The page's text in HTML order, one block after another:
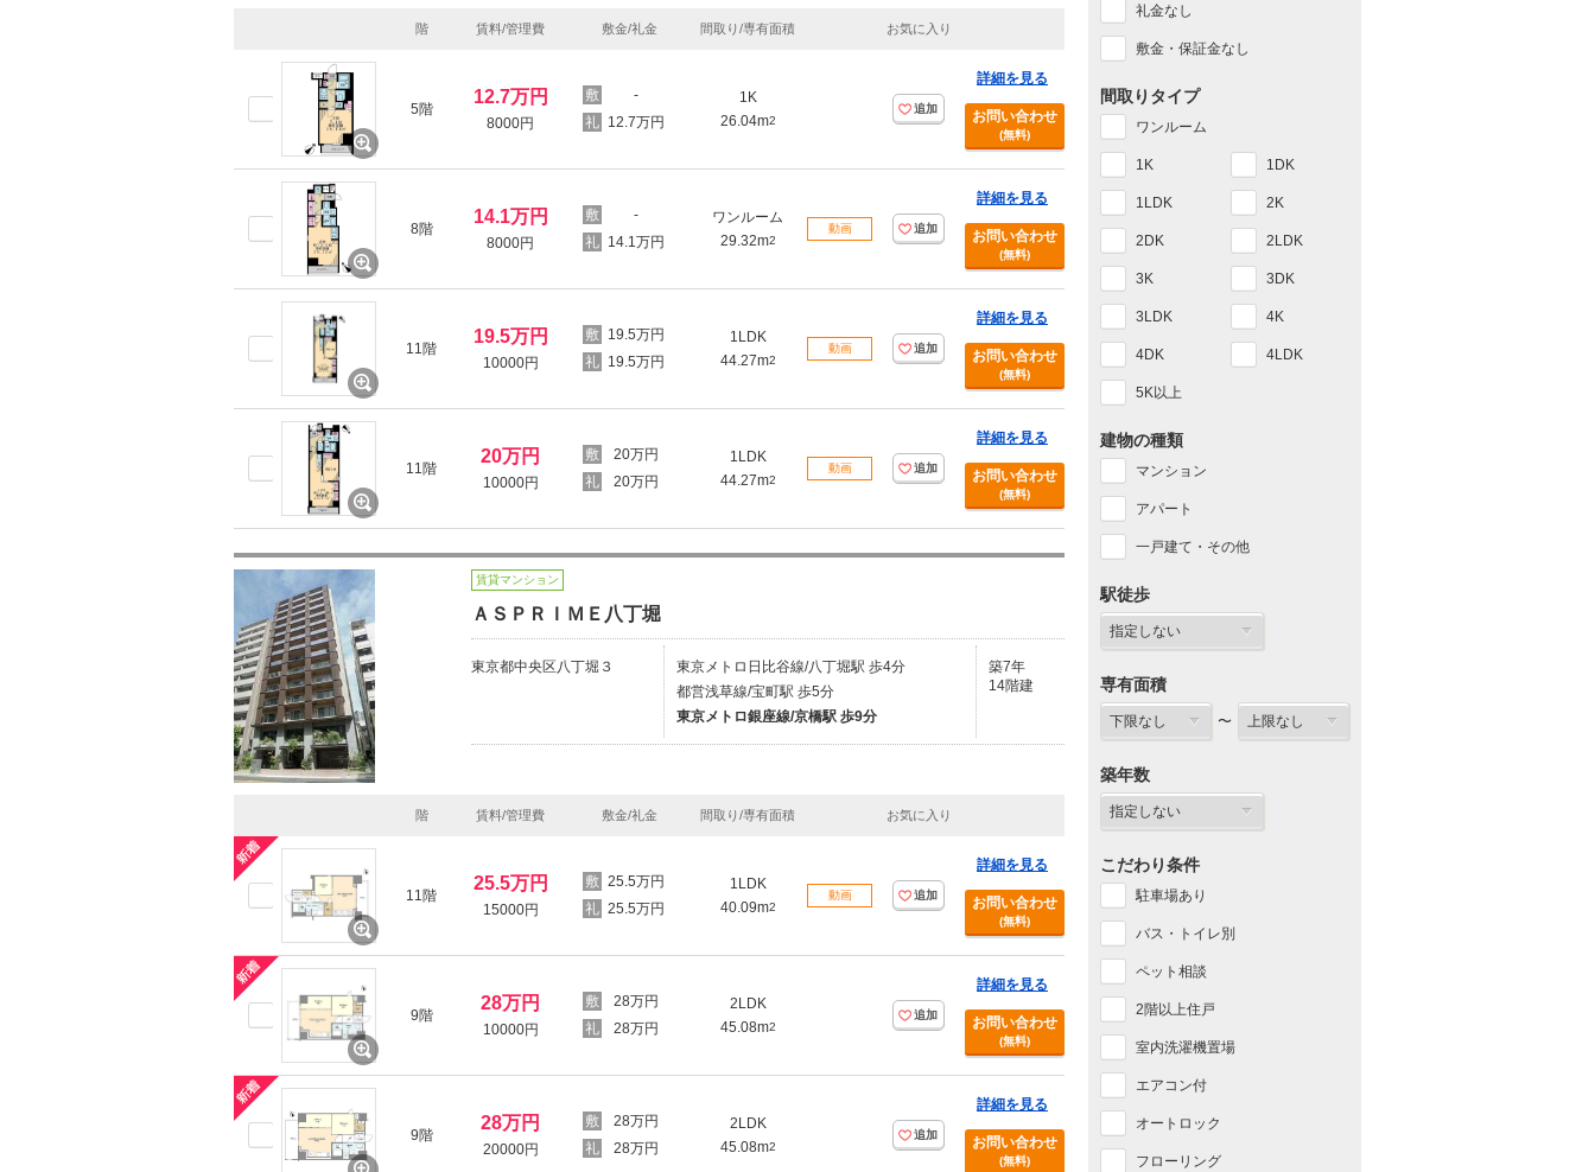
階 賃料/管理費 敷金/礼金 間取り/専有面積 お気に入り
5階
12.7万円
8000円
-
12.7万円
1K
26.04m2
追加
詳細を見る
お問い合わせ
(無料)
8階
14.1万円
8000円
-
14.1万円
ワンルーム
29.32m2
動画 追加
詳細を見る
お問い合わせ
(無料)
11階
19.5万円
10000円
19.5万円
19.5万円
1LDK
44.27m2
動画 追加
詳細を見る
お問い合わせ
(無料)
11階
20万円
10000円
20万円
20万円
1LDK
44.27m2
動画 追加
詳細を見る
お問い合わせ
(無料)
賃貸マンション
ＡＳＰＲＩＭＥ八丁堀
東京都中央区八丁堀３
東京メトロ日比谷線/八丁堀駅 歩4分
都営浅草線/宝町駅 歩5分
東京メトロ銀座線/京橋駅 歩9分
築7年
14階建
階 賃料/管理費 敷金/礼金 間取り/専有面積 お気に入り
11階
25.5万円
15000円
25.5万円
25.5万円
1LDK
40.09m2
動画 追加
詳細を見る
お問い合わせ
(無料)
9階
28万円
10000円
28万円
28万円
2LDK
45.08m2
追加
詳細を見る
お問い合わせ
(無料)
9階
28万円
20000円
28万円
28万円
2LDK
45.08m2
追加
詳細を見る
お問い合わせ
(無料)
礼金なし
敷金・保証金なし
間取りタイプ
ワンルーム
1K 1DK
1LDK 2K
2DK 2LDK
3K 3DK
3LDK 4K
4DK 4LDK
5K以上
建物の種類
マンション
アパート
一戸建て・その他
駅徒歩
専有面積
〜
築年数
こだわり条件
駐車場あり
バス・トイレ別
ペット相談
2階以上住戸
室内洗濯機置場
エアコン付
オートロック
フローリング